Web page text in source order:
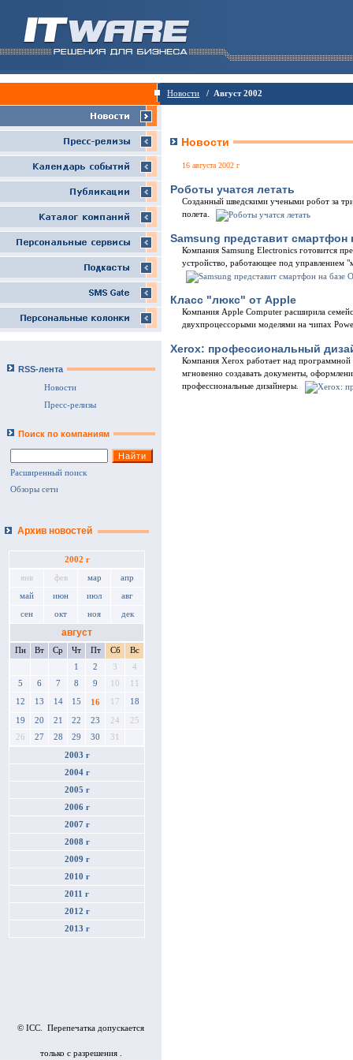
Новости / Август 2002
RSS-лента
Новости
Пресс-релизы
Поиск по компаниям
Расширенный поиск
Обзоры сети
Архив новостей
2002 г
янв фев мар апр
май июн июл авг
сен окт ноя дек
август
Пн Вт Ср Чт Пт Сб
Вс
1
2 3
4
5
6 7 8 9 10 11
12 13 14 15 16 17 18
19 20 21 22 23 24
25
26
27 28 29 30 31
2003 г
2004 г
2005 г
2006 г
2007 г
2008 г
2009 г
2010 г
2011 г
2012 г
2013 г
© ICC. Перепечатка допускается
только с разрешения .
Новости
16 августа 2002 г
Роботы учатся летать
Созданный шведскими учеными робот за
полета.
Samsung представит смартфон
Компания Samsung Electronics готовится
устройство, работающее под управлением
Класс "люкс" от Apple
Компания Apple Computer расширила
двухпроцессорыми моделями на чипах
Xerox: профессиональный
Компания Xerox работает над программной
мгновенно создавать документы,
профессиональные дизайнеры.